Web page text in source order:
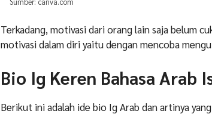
Terkadang, motivasi dari orang lain saja belum
motivasi dalam diri yaitu dengan mencoba
Bio Ig Keren Bahasa Arab
Berikut ini adalah ide bio Ig Arab dan artinya